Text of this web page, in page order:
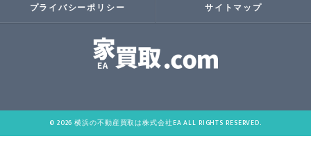
プライバシーポリシー サイトマップ
© 2026 横浜の不動産買取は株式会社EA ALL RIGHTS RESERVED.